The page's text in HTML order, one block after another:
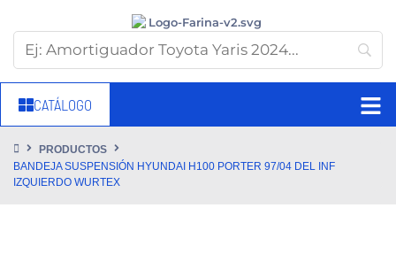
CATÁLOGO
PRODUCTOS
BANDEJA SUSPENSIÓN HYUNDAI H100 PORTER 97/04 DEL INF
IZQUIERDO WURTEX